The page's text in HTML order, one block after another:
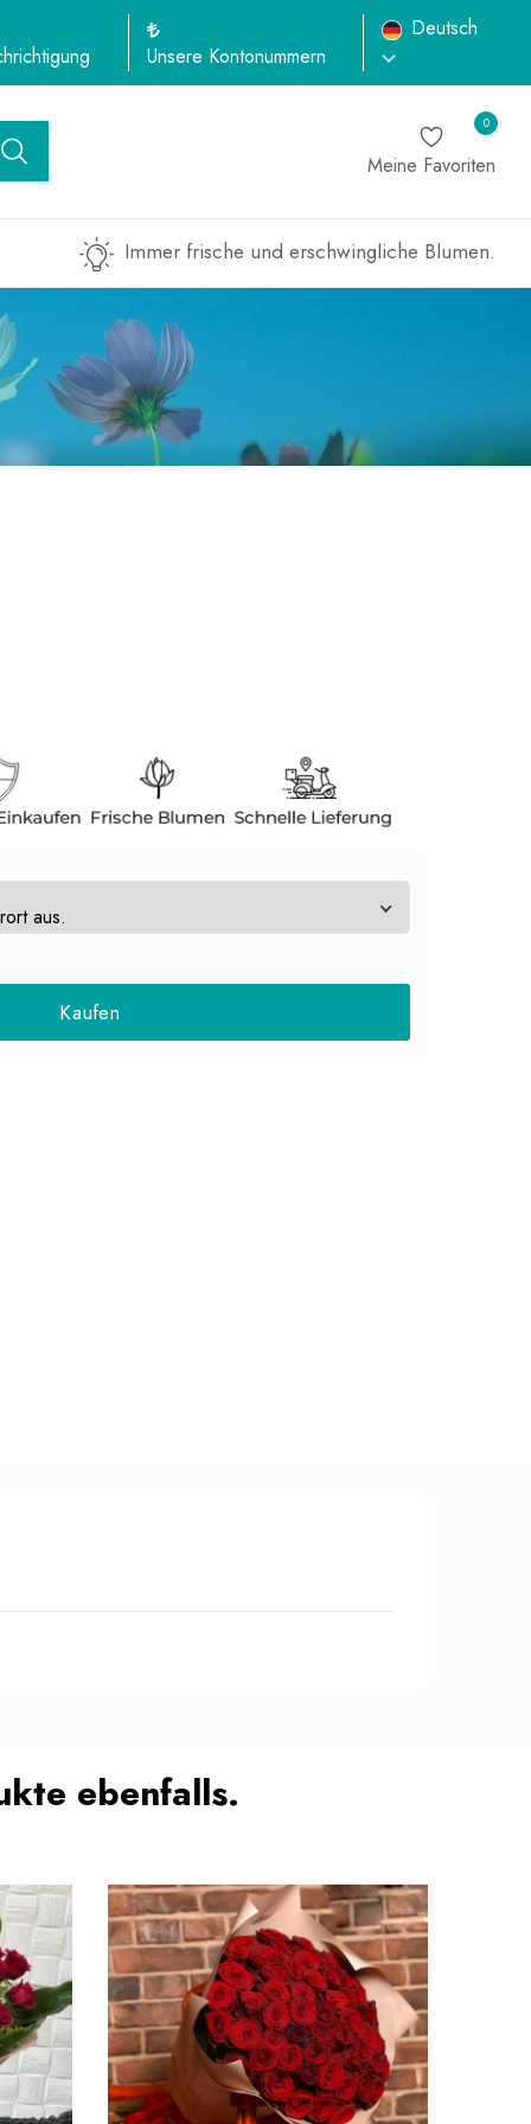
Unsere Kontonummern
Deutsch
Meine Favoriten
0
Immer frische und erschwingliche Blumen.
Kaufen
ebenfalls.